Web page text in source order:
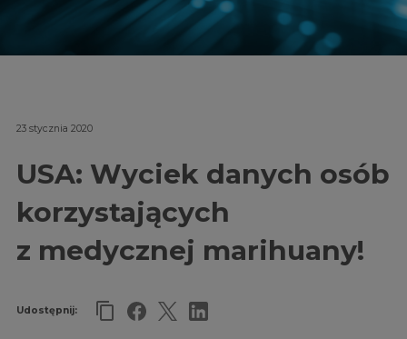
23 stycznia 2020
USA: Wyciek danych osób
korzystających
z medycznej marihuany!
Udostępnij: